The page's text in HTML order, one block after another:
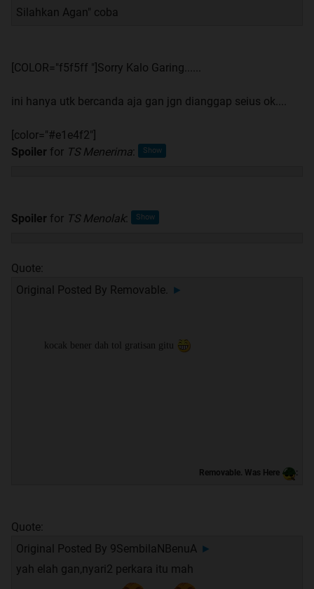
Silahkan Agan" coba
[COLOR="f5f5ff "]Sorry Kalo Garing......
ini hanya utk bercanda aja gan jgn dianggap seius ok....
[color="#e1e4f2"]
Spoiler for TS Menerima:
Spoiler for TS Menolak:
Quote:
Original Posted By Removable. ►
kocak bener dah tol gratisan gitu
Removable. Was Here :
Quote:
Original Posted By 9SembilaNBenuA ►
yah elah gan,nyari2 perkara itu mah